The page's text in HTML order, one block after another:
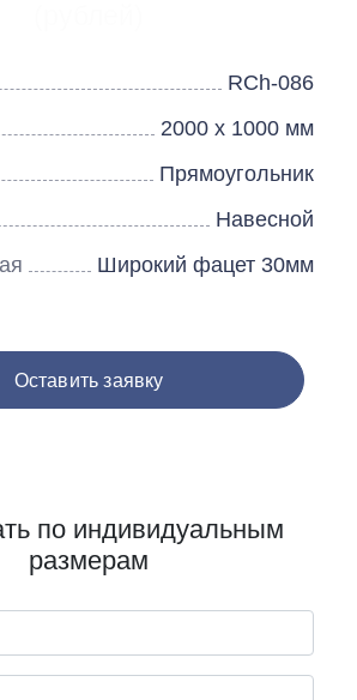
по индивидуальным
размерам
RCh-086
2000 х 1000 мм
Прямоугольник
Навесной
Широкий фацет 30мм
Оставить заявку